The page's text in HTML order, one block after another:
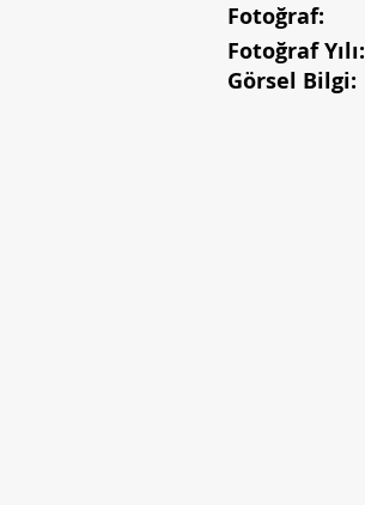
Fotoğraf:
Fotoğraf Yılı:
Görsel Bilgi: